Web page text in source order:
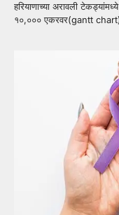
हरियाणाच्या अरावली
१०,००० एकरवर(gantt chart)